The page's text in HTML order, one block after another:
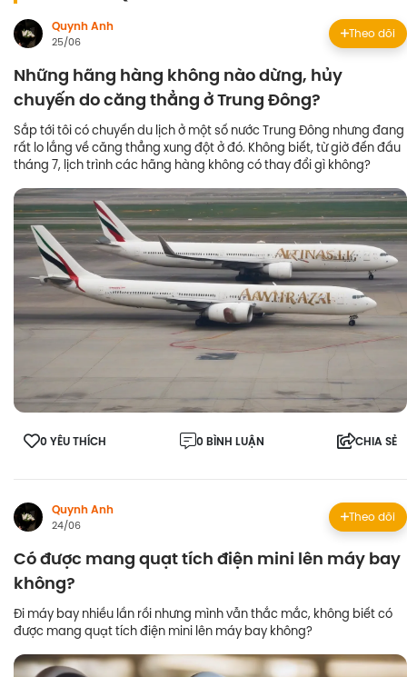
Quynh Anh
25/06
Theo dõi
Những hãng hàng không nào dừng, hủy
chuyến do căng thẳng ở Trung Đông?
Sắp tới tôi có chuyến du lịch ở một số nước Trung Đông nhưng đang
rất lo lắng về căng thẳng xung đột ở đó. Không biết, từ giờ đến đầu
tháng 7, lịch trình các hãng hàng không có thay đổi gì không?
0 YÊU THÍCH 0 BÌNH LUẬN CHIA SẺ
Quynh Anh
24/06
Theo dõi
Có được mang quạt tích điện mini lên máy bay
không?
Đi máy bay nhiều lần rồi nhưng mình vẫn thắc mắc, không biết có
được mang quạt tích điện mini lên máy bay không?